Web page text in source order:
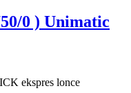
0 ) Unimatic
ekspres lonce